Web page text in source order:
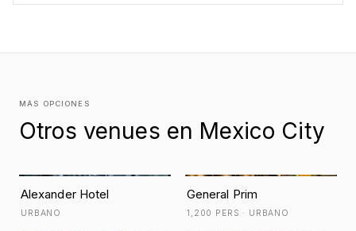
MÁS OPCIONES
Otros venues en Mexico City
Alexander Hotel
URBANO
General Prim
1,200 PERS · URBANO